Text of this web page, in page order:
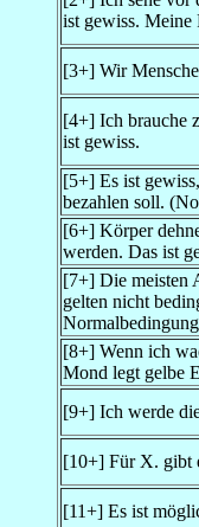
ist gewiss. Meine
[3+] Wir
[4+] Ich brauche
ist gewiss.
[5+] Es ist
bezahlen soll.
[6+] Körper
werden. Das ist
[7+] Die meisten
gelten nicht
[8+] Wenn ich
Mond legt gelbe
[9+] Ich werde
[10+] Für X. gibt
[11+] Es ist